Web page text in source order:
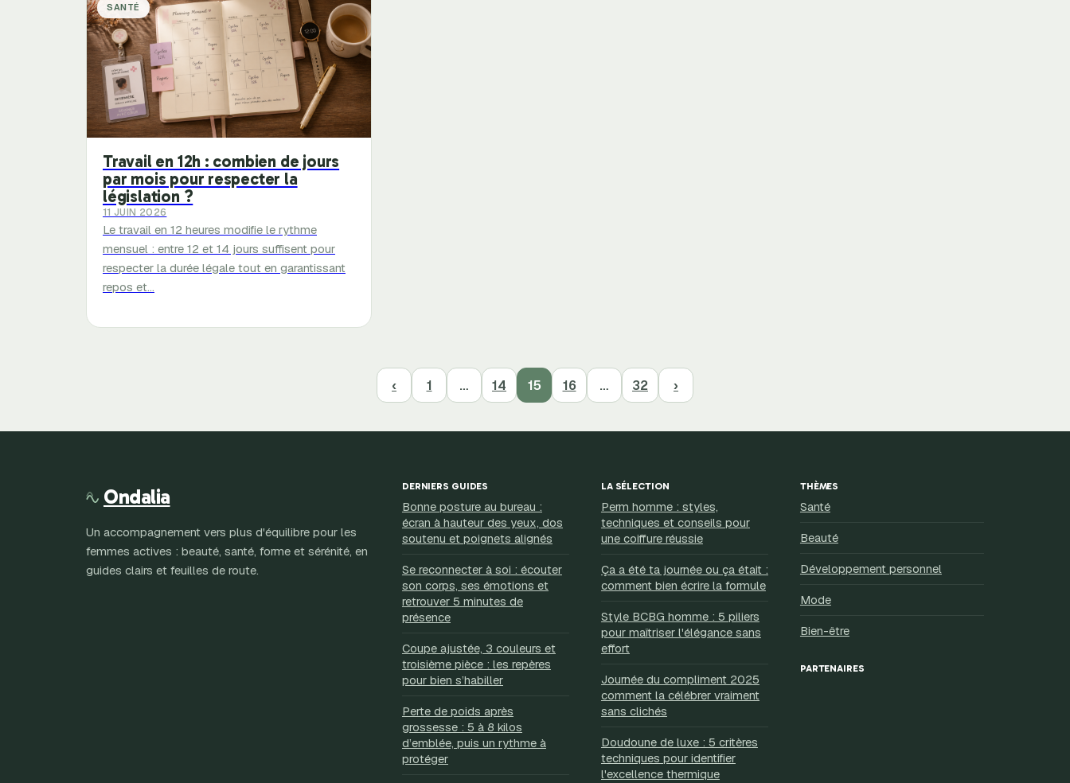
SANTÉ
Travail en 12h : combien de jours
par mois pour respecter la
législation ?
11 JUIN 2026
Le travail en 12 heures modifie le rythme
mensuel : entre 12 et 14 jours suffisent pour
respecter la durée légale tout en garantissant
repos et…
‹ 1 … 14 15 16 … 32 ›
Ondalia
Un accompagnement vers plus d'équilibre pour les
femmes actives : beauté, santé, forme et sérénité, en
guides clairs et feuilles de route.
DERNIERS GUIDES
Bonne posture au bureau :
écran à hauteur des yeux, dos
soutenu et poignets alignés
Se reconnecter à soi : écouter
son corps, ses émotions et
retrouver 5 minutes de
présence
Coupe ajustée, 3 couleurs et
troisième pièce : les repères
pour bien s’habiller
Perte de poids après
grossesse : 5 à 8 kilos
d’emblée, puis un rythme à
protéger
LA SÉLECTION
Perm homme : styles,
techniques et conseils pour
une coiffure réussie
Ça a été ta journée ou ça était :
comment bien écrire la formule
Style BCBG homme : 5 piliers
pour maîtriser l'élégance sans
effort
Journée du compliment 2025
comment la célébrer vraiment
sans clichés
Doudoune de luxe : 5 critères
techniques pour identifier
l'excellence thermique
THÈMES
Santé
Beauté
Développement personnel
Mode
Bien-être
PARTENAIRES